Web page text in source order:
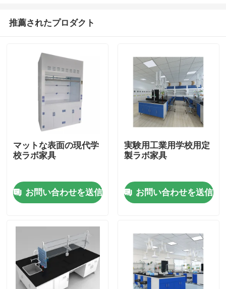
ホーム
企業情報
推薦されたプロダクト
マットな表面の現代学
校ラボ家具
お問い合わせを送信
実験用工業用学校用定
製ラボ家具
お問い合わせを送信